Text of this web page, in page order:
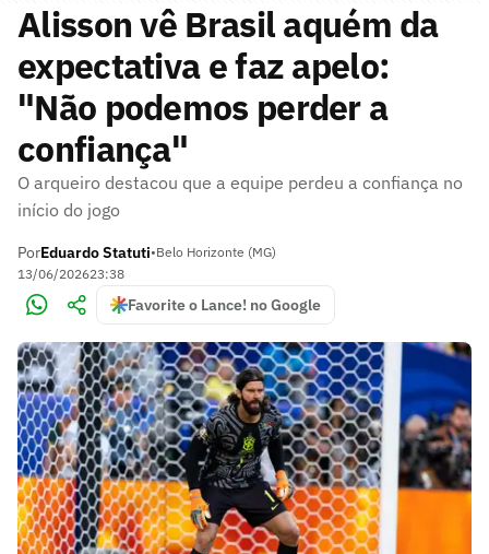
Alisson vê Brasil aquém da
expectativa e faz apelo:
"Não podemos perder a
confiança"
O arqueiro destacou que a equipe perdeu a confiança no
início do jogo
PorEduardo Statuti•Belo Horizonte (MG)
13/06/202623:38
Favorite o Lance! no Google